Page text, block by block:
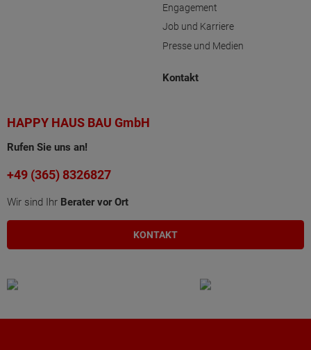
Engagement
Job und Karriere
Presse und Medien
Kontakt
HAPPY HAUS BAU GmbH
Rufen Sie uns an!
+49 (365) 8326827
Wir sind Ihr Berater vor Ort
KONTAKT